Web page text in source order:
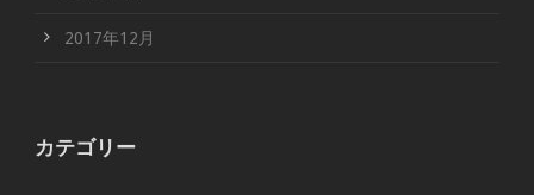
2017年12月
カテゴリー